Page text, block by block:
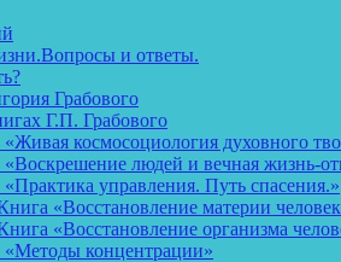
и ответы.
Грабового
Г.П. Грабового
космосоциология духовного
людей и вечная жизнь-
управления. Путь спасения.»
«Восстановление материи
«Восстановление организма
концентрации»